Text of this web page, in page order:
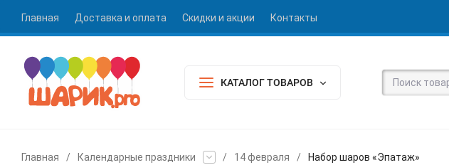
Главная Доставка и оплата Скидки и акции Контакты
КАТАЛОГ ТОВАРОВ
Главная / Календарные праздники / 14 февраля / Набор шаров «Эпатаж»